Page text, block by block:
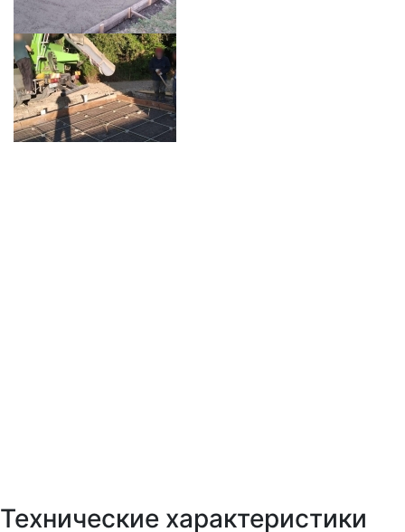
Технические характеристики